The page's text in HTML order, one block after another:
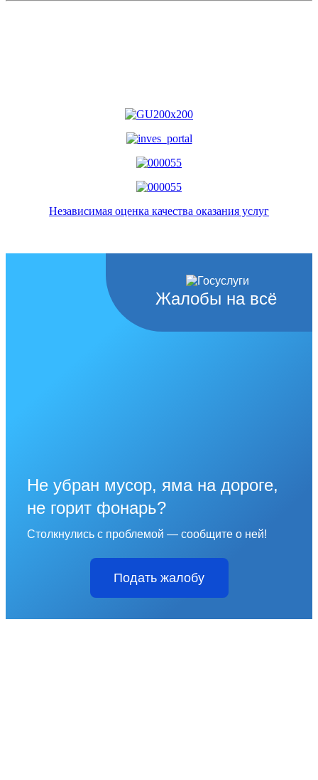
Независимая оценка качества оказания услуг
Жалобы на всё
Не убран мусор, яма на дороге,
не горит фонарь?
Столкнулись с проблемой — сообщите о ней!
Подать жалобу